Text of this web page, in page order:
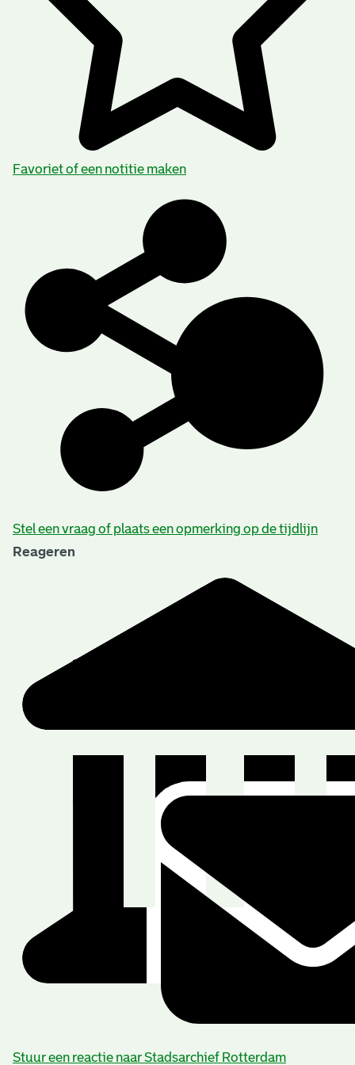
Fa. J.T. Vervloet & Co.
Favoriet of een notitie maken
Stel een vraag of plaats een opmerking op de tijdlijn
Reageren
Stuur een reactie naar Stadsarchief Rotterdam